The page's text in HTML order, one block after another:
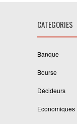
CATEGORIES
Banque
Bourse
Décideurs
Economiques